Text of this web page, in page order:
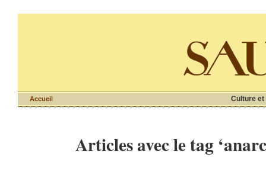
Culture et
Accueil
Articles avec le tag